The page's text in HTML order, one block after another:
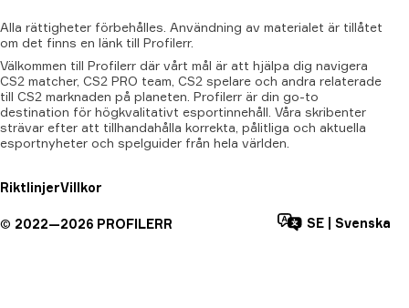
Alla rättigheter förbehålles. Användning av materialet är tillåtet
om det finns en länk till Profilerr.
Välkommen till Profilerr där vårt mål är att hjälpa dig navigera
CS2 matcher, CS2 PRO team, CS2 spelare och andra relaterade
till CS2 marknaden på planeten. Profilerr är din go-to
destination för högkvalitativt esportinnehåll. Våra skribenter
strävar efter att tillhandahålla korrekta, pålitliga och aktuella
esportnyheter och spelguider från hela världen.
RiktlinjerVillkor
© 2022—2026 PROFILERR SE Svenska